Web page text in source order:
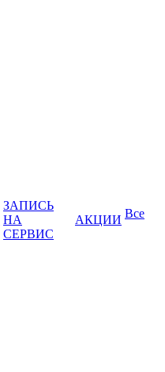
ЗАПИСЬ
НА
СЕРВИС
АКЦИИ Все